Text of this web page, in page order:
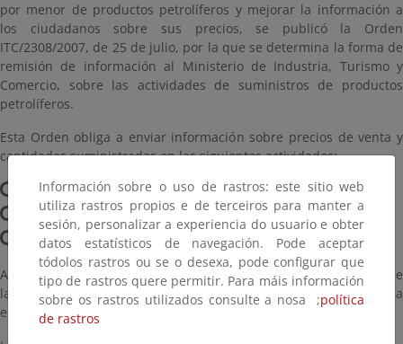
por menor de productos petrolíferos y mejorar la información a
los ciudadanos sobre sus precios, se publicó la Orden
ITC/2308/2007, de 25 de julio, por la que se determina la forma de
remisión de información al Ministerio de Industria, Turismo y
Comercio, sobre las actividades de suministros de productos
petrolíferos.
Esta Orden obliga a enviar información sobre precios de venta y
cantidades suministradas en las siguientes actividades:
Suministros a vehículos e instalaciones terrestres
Suministros a embarcaciones
Suministros a aeronaves
Además, también obliga a comunicar los horarios de apertura de
las instalaciones de suministro a vehículos terrestres y a
embarcaciones, y sus coordenadas geográficas.
Información sobre o uso de rastros: este sitio web
utiliza rastros propios e de terceiros para manter a
sesión, personalizar a experiencia do usuario e obter
datos estatísticos de navegación. Pode aceptar
tódolos rastros ou se o desexa, pode configurar que
tipo de rastros quere permitir. Para máis información
sobre os rastros utilizados consulte a nosa ;política
de rastros